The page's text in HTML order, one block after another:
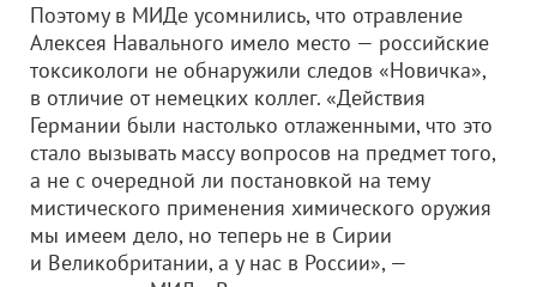
Поэтому в МИДе усомнились, что отравление
Алексея Навального имело место — российские
токсикологи не обнаружили следов «Новичка»,
в отличие от немецких коллег. «Действия
Германии были настолько отлаженными, что это
стало вызывать массу вопросов на предмет того,
а не с очередной ли постановкой на тему
мистического применения химического оружия
мы имеем дело, но теперь не в Сирии
и Великобритании, а у нас в России», —